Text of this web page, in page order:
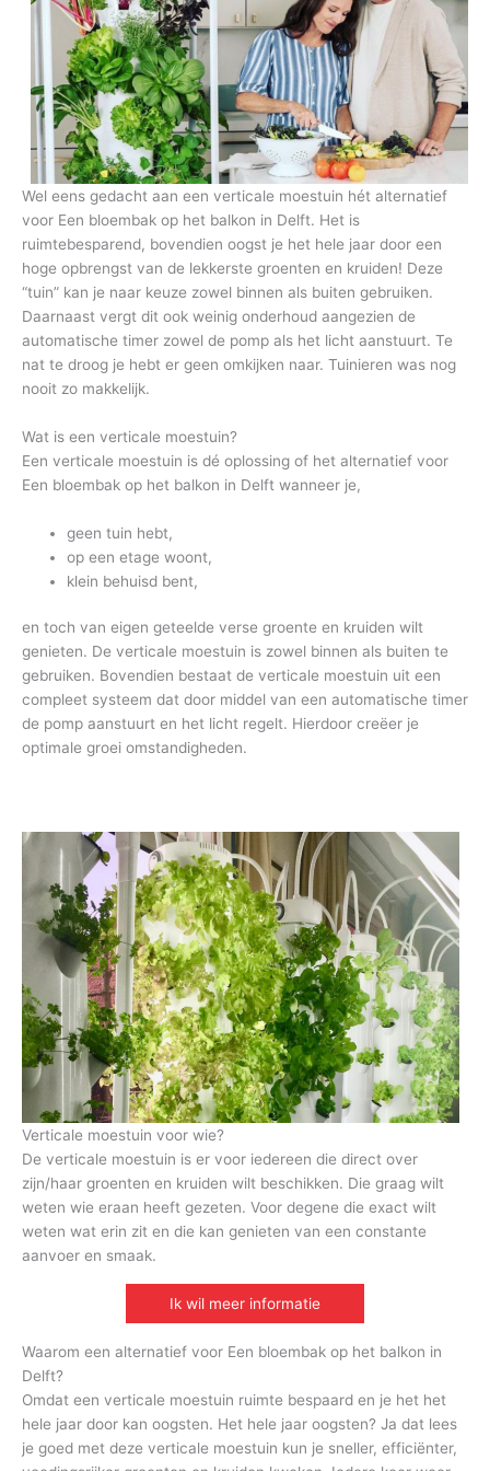
Wel eens gedacht aan een verticale moestuin hét alternatief
voor Een bloembak op het balkon in Delft. Het is
ruimtebesparend, bovendien oogst je het hele jaar door een
hoge opbrengst van de lekkerste groenten en kruiden! Deze
“tuin” kan je naar keuze zowel binnen als buiten gebruiken.
Daarnaast vergt dit ook weinig onderhoud aangezien de
automatische timer zowel de pomp als het licht aanstuurt. Te
nat te droog je hebt er geen omkijken naar. Tuinieren was nog
nooit zo makkelijk.
Wat is een verticale moestuin?
Een verticale moestuin is dé oplossing of het alternatief voor
Een bloembak op het balkon in Delft wanneer je,
geen tuin hebt,
op een etage woont,
klein behuisd bent,
en toch van eigen geteelde verse groente en kruiden wilt
genieten. De verticale moestuin is zowel binnen als buiten te
gebruiken. Bovendien bestaat de verticale moestuin uit een
compleet systeem dat door middel van een automatische timer
de pomp aanstuurt en het licht regelt. Hierdoor creëer je
optimale groei omstandigheden.
Verticale moestuin voor wie?
De verticale moestuin is er voor iedereen die direct over
zijn/haar groenten en kruiden wilt beschikken. Die graag wilt
weten wie eraan heeft gezeten. Voor degene die exact wilt
weten wat erin zit en die kan genieten van een constante
aanvoer en smaak.
Ik wil meer informatie
Waarom een alternatief voor Een bloembak op het balkon in
Delft?
Omdat een verticale moestuin ruimte bespaard en je het het
hele jaar door kan oogsten. Het hele jaar oogsten? Ja dat lees
je goed met deze verticale moestuin kun je sneller, efficiënter,